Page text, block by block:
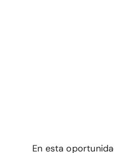
En esta